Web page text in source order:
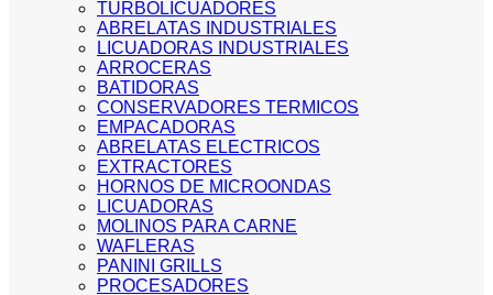
TURBOLICUADORES
ABRELATAS INDUSTRIALES
LICUADORAS INDUSTRIALES
ARROCERAS
BATIDORAS
CONSERVADORES TERMICOS
EMPACADORAS
ABRELATAS ELECTRICOS
EXTRACTORES
HORNOS DE MICROONDAS
LICUADORAS
MOLINOS PARA CARNE
WAFLERAS
PANINI GRILLS
PROCESADORES